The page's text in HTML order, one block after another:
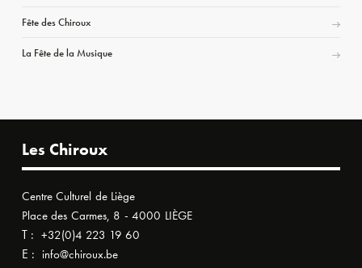
Fête des Chiroux
La Fête de la Musique
Les Chiroux
Centre Culturel de Liège
Place des Carmes, 8 - 4000 LIÈGE
T : +32(0)4 223 19 60
E : info@chiroux.be